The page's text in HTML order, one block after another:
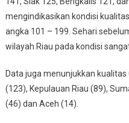
mengindikasikan kondisi
angka 101 – 199. Sehari
wilayah Riau pada kondisi
Data juga menunjukkan
(123), Kepulauan Riau (89),
(46) dan Aceh (14).